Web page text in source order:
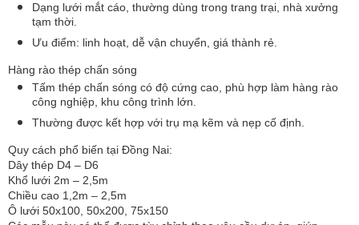
Dạng lưới mắt cáo, thường dùng trong trang trại, nhà xưởng
tạm thời.
Ưu điểm: linh hoạt, dễ vận chuyển, giá thành rẻ.
Hàng rào thép chấn sóng
Tấm thép chấn sóng có độ cứng cao, phù hợp làm hàng rào
công nghiệp, khu công trình lớn.
Thường được kết hợp với trụ mạ kẽm và nẹp cố định.
Quy cách phổ biến tại Đồng Nai:
Dây thép D4 – D6
Khổ lưới 2m – 2,5m
Chiều cao 1,2m – 2,5m
Ô lưới 50x100, 50x200, 75x150